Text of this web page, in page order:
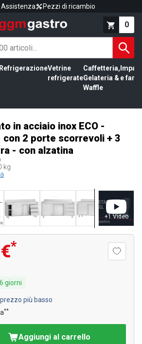
Pezzi di ricambio
0
RefrigerazioneVetrine
refrigerate
Caffetteria,
Gelateria &
Waffle
e
in acciaio inox ECO -
con 2 porte scorrevoli + 3
- con alzatina
kg
+1 Video
*
6 giorni
più basso
**
Aggiungi al carrello